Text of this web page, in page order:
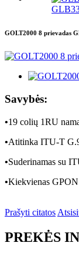
GOLT2000 8 prievadas
Savybės:
•19 colių 1RU
•Atitinka ITU-T
•Suderinamas su
•Kiekvienas
Prašyti citatos
PREKĖS